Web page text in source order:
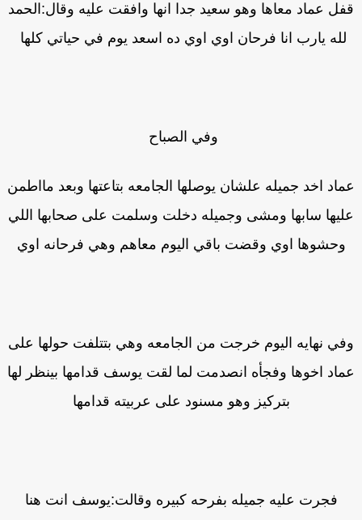
عماد معاها وهو سعيد جدا انها وافقت عليه وقال:الحمد
لله يارب انا فرحان اوي اوي ده اسعد يوم في حياتي كلها
وفي الصباح
اخد جميله علشان يوصلها الجامعه بتاعتها وبعد مااطمن
سابها ومشى وجميله دخلت وسلمت على صحابها اللي
وحشوها اوي وقضت باقي اليوم معاهم وهي فرحانه اوي
نهايه اليوم خرجت من الجامعه وهي بتتلفت حولها على
اخوها وفجأه انصدمت لما لقت يوسف قدامها بينظر لها
بتركيز وهو مسنود على عربيته قدامها
فجرت عليه جميله بفرحه كبيره وقالت:يوسف انت هنا